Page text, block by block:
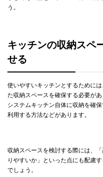
う。
キッチンの収納スペ
せる
使いやすいキッチンとするために
た収納スペースを確保する必要が
システムキッチン自体に収納を確
利用する方法などがあります。
収納スペースを検討する際には、
りやすいか」といった点にも配慮
でしょう。